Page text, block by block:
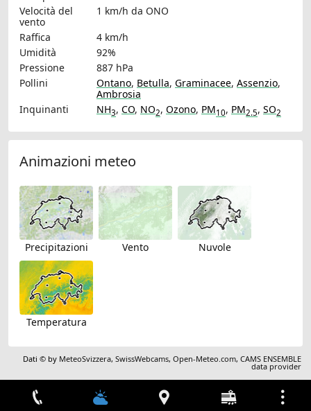
Velocità del
vento
1 km/h da ONO
Raffica
4 km/h
Umidità
92%
Pressione
887 hPa
Pollini
Ontano, Betulla, Graminacee, Assenzio,
Ambrosia
Inquinanti
NH3, CO, NO2, Ozono, PM10, PM2.5, SO2
Animazioni meteo
Precipitazioni Vento Nuvole
Temperatura
Dati © by MeteoSvizzera,SwissWebcams,Open-Meteo.com,CAMS ENSEMBLE
data provider